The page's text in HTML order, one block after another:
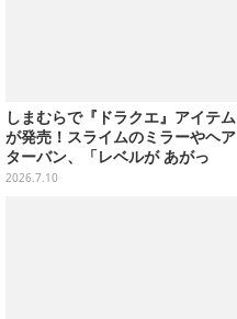
しまむらで『ドラクエ』アイテム
が発売！スライムのミラーやヘア
ターバン、「レベルが あがっ
た！」アクセサリーなど
2026.7.10